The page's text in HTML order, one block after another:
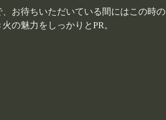
お待ちいただいている間にはこの時の
の魅力をしっかりとPR。